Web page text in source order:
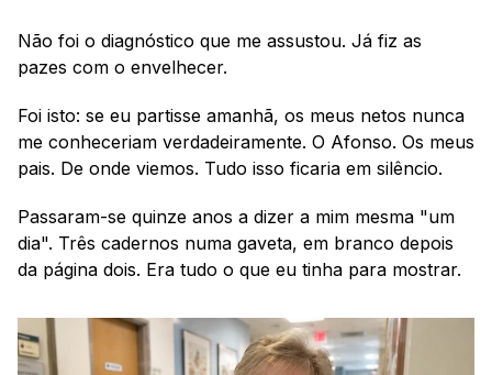
Não foi o diagnóstico que me assustou. Já fiz as
pazes com o envelhecer.
Foi isto: se eu partisse amanhã, os meus netos nunca
me conheceriam verdadeiramente. O Afonso. Os meus
pais. De onde viemos. Tudo isso ficaria em silêncio.
Passaram-se quinze anos a dizer a mim mesma "um
dia". Três cadernos numa gaveta, em branco depois
da página dois. Era tudo o que eu tinha para mostrar.